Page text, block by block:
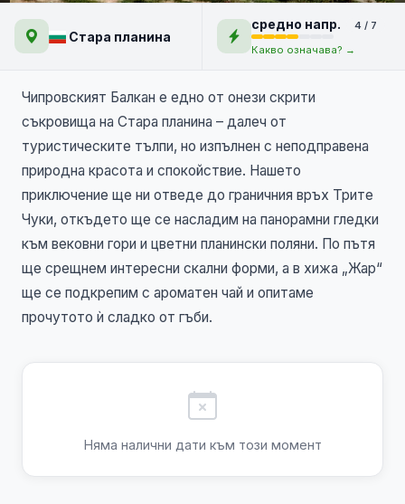
В дивия Северозапад –
Трите Чуки и сладкото от
Стара планина
средно напр.
4 / 7
Какво означава? →
Чипровският Балкан е едно от онези скрити
съкровища на Стара планина – далеч от
туристическите тълпи, но изпълнен с неподправена
природна красота и спокойствие. Нашето
приключение ще ни отведе до граничния връх Трите
Чуки, откъдето ще се насладим на панорамни гледки
към вековни гори и цветни планински поляни. По пътя
ще срещнем интересни скални форми, а в хижа „Жар“
ще се подкрепим с ароматен чай и опитаме
прочутото ѝ сладко от гъби.
Няма налични дати към този момент